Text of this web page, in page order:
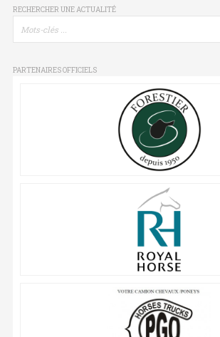
RECHERCHER UNE ACTUALITÉ
PARTENAIRES OFFICIELS